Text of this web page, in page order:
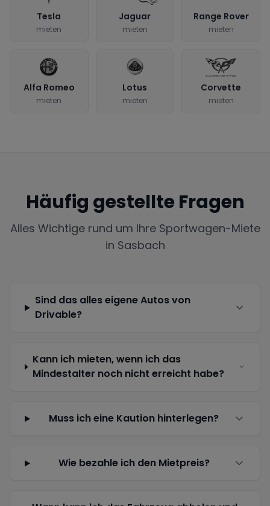
Tesla
mieten
Jaguar
mieten
Range Rover
mieten
Alfa Romeo
mieten
Lotus
mieten
Corvette
mieten
Häufig gestellte Fragen
Alles Wichtige rund um Ihre Sportwagen-Miete
in Sasbach
Sind das alles eigene Autos von
Drivable?
Kann ich mieten, wenn ich das
Mindestalter noch nicht erreicht habe?
Muss ich eine Kaution hinterlegen?
Wie bezahle ich den Mietpreis?